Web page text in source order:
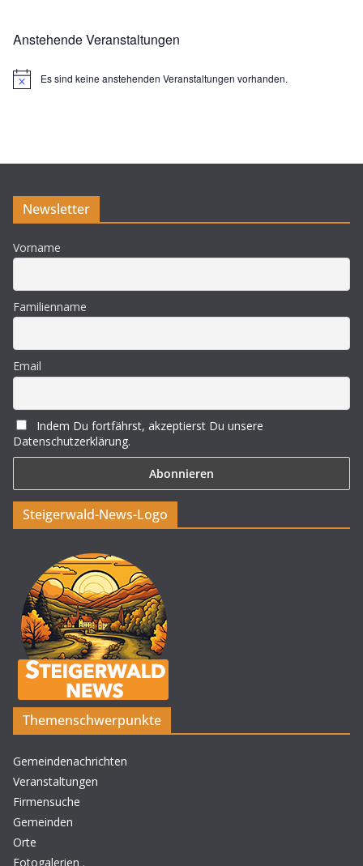
Anstehende Veranstaltungen
H
s
Es sind keine anstehenden Veranstaltungen vorhanden.
Newsletter
Vorname
Familienname
Email
Indem Du fortfährst, akzeptierst Du unsere
Datenschutzerklärung.
Steigerwald-News-Logo
Themenschwerpunkte
Gemeindenachrichten
Veranstaltungen
Firmensuche
Gemeinden
Orte
Fotogalerien .